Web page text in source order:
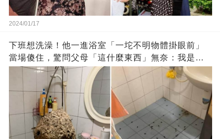
2024/01/17
下班想洗澡！他一進浴室「一坨不明物體掛眼前」
當場傻住，驚問父母「這什麼東西」無奈：我是親
生的嗎？